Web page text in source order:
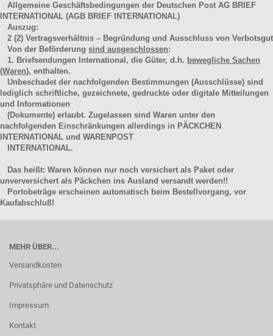
Allgemeine Geschäftsbedingungen der Deutschen Post AG BRIEF
INTERNATIONAL (AGB BRIEF INTERNATIONAL)
Auszug:
2 (2) Vertragsverhältnis – Begründung und Ausschluss von Verbotsgut
Von der Beförderung sind ausgeschlossen:
1. Briefsendungen International, die Güter, d.h. bewegliche Sachen
(Waren), enthalten.
Unbeschadet der nachfolgenden Bestimmungen (Ausschlüsse) sind
lediglich schriftliche, gezeichnete, gedruckte oder digitale Mitteilungen
und Informationen
(Dokumente) erlaubt. Zugelassen sind Waren unter den
nachfolgenden Einschränkungen allerdings in PÄCKCHEN
INTERNATIONAL und WARENPOST
INTERNATIONAL.
Das heißt: Waren können nur noch versichert als Paket oder
unverversichert als Päckchen ins Ausland versandt werden!!
Portobeträge erscheinen automatisch beim Bestellvorgang, vor
Kaufabschluß!
MEHR ÜBER...
Versandkosten
Privatsphäre und Datenschutz
Impressum
Kontakt